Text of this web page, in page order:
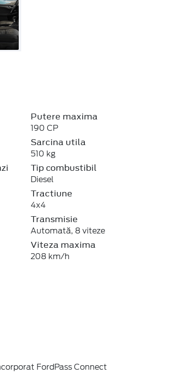
Putere maxima
190 CP
Sarcina utila
510 kg
Tip combustibil
Diesel
Tractiune
4x4
Transmisie
Automată, 8 viteze
Viteza maxima
208 km/h
FordPass Connect